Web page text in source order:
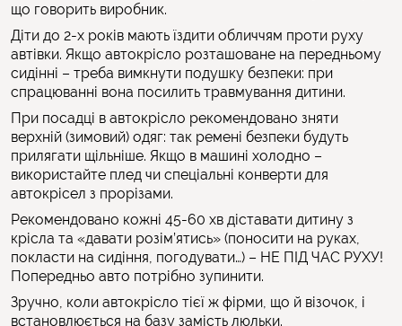
що говорить виробник.
Діти до 2-х років мають їздити обличчям проти руху
автівки. Якщо автокрісло розташоване на передньому
сидінні – треба вимкнути подушку безпеки: при
спрацюванні вона посилить травмування дитини.
При посадці в автокрісло рекомендовано зняти
верхній (зимовий) одяг: так ремені безпеки будуть
прилягати щільніше. Якщо в машині холодно –
використайте плед чи спеціальні конверти для
автокрісел з прорізами.
Рекомендовано кожні 45-60 хв діставати дитину з
крісла та «давати розім’ятись» (поносити на руках,
покласти на сидіння, погодувати…) – НЕ ПІД ЧАС РУХУ!
Попередньо авто потрібно зупинити.
Зручно, коли автокрісло тієї ж фірми, що й візочок, і
встановлюється на базу замість люльки.